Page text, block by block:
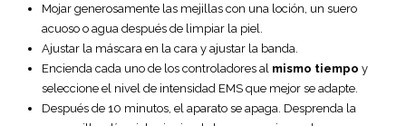
Mojar generosamente las mejillas con una loción, un suero
acuoso o agua después de limpiar la piel.
Ajustar la máscara en la cara y ajustar la banda.
Encienda cada uno de los controladores al mismo tiempo y
seleccione el nivel de intensidad EMS que mejor se adapte.
Después de 10 minutos, el aparato se apaga. Desprenda la